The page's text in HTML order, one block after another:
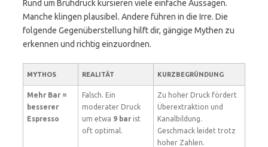
Rund um Brühdruck kursieren viele einfache Aussagen.
Manche klingen plausibel. Andere führen in die Irre. Die
folgende Gegenüberstellung hilft dir, gängige Mythen zu
erkennen und richtig einzuordnen.
MYTHOS REALITÄT KURZBEGRÜNDUNG
Mehr Bar =
besserer
Espresso
Falsch. Ein
moderater Druck
um etwa 9 bar ist
oft optimal.
Zu hoher Druck fördert
Überextraktion und
Kanalbildung.
Geschmack leidet trotz
hoher Zahlen.